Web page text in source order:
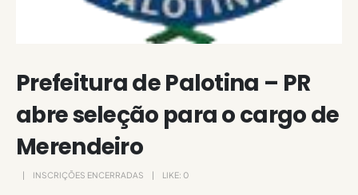
Prefeitura de Palotina – PR
abre seleção para o cargo de
Merendeiro
INSCRIÇÕES ENCERRADAS LIKE: 0